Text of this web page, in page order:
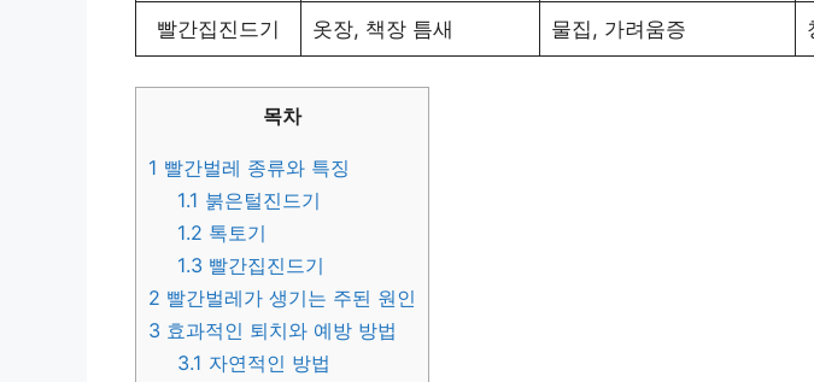
빨간집진드기 옷장, 책장 틈새 물집, 가려움증
목차
1 빨간벌레 종류와 특징
1.1 붉은털진드기
1.2 톡토기
1.3 빨간집진드기
2 빨간벌레가 생기는 주된 원인
3 효과적인 퇴치와 예방 방법
3.1 자연적인 방법